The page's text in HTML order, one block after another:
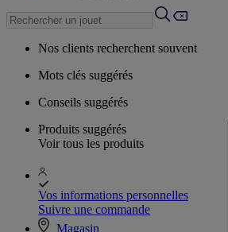
Nos clients recherchent souvent
Mots clés suggérés
Conseils suggérés
Produits suggérés
Voir tous les produits
Vos informations personnelles
Suivre une commande
Magasin